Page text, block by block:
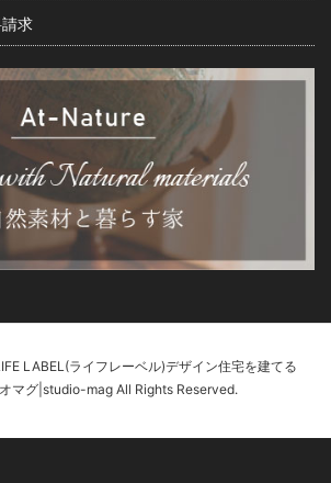
求
LABEL(ライフレーベル)デザイン住宅を建てる
マグ|studio-mag All Rights Reserved.